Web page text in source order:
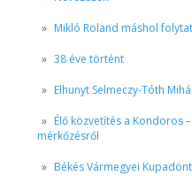
Mikló Roland máshol
38 éve történt
Elhunyt Selmeczy-Tóth
Élő közvetítés a Kondoros
mérkőzésről
Békés Vármegyei